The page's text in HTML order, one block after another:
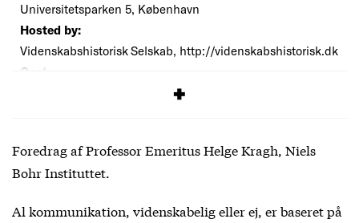
Universitetsparken 5, København
Hosted by:
Videnskabshistorisk Selskab, http://videnskabshistorisk.dk
Cost:
Foredrag af Professor Emeritus Helge Kragh, Niels
Bohr Instituttet.
Al kommunikation, videnskabelig eller ej, er baseret på